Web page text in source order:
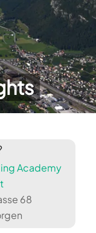
Academy
68